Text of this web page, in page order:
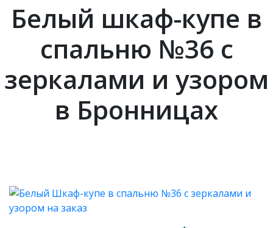
Белый шкаф-купе в
спальню №36 с
зеркалами и узором
в Бронницах